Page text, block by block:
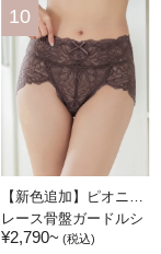
《BRAmone Fashion
Glamorous》
10
【新色追加】ピオニー
レース骨盤ガードルシ
ョーツ【ミドル丈/ハイ
¥2,790~ (税込)